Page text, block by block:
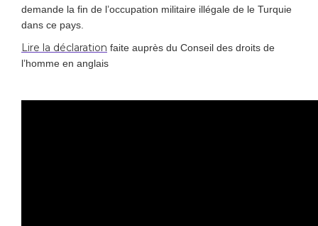
demande la fin de l’occupation militaire illégale de le Turquie
dans ce pays.
Lire la déclaration faite auprès du Conseil des droits de
l’homme en anglais